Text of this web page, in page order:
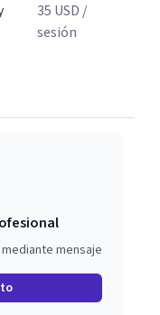
35 USD /
sesión
mensaje